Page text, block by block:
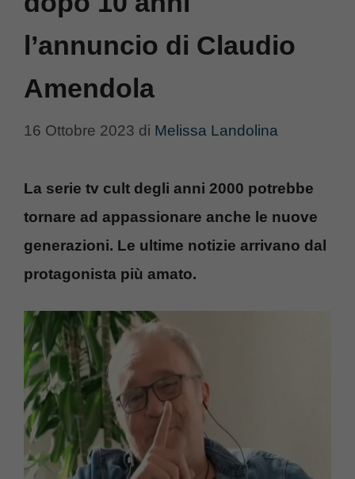
l’annuncio di Claudio
Amendola
16 Ottobre 2023 di Melissa Landolina
La serie tv cult degli anni 2000 potrebbe
tornare ad appassionare anche le nuove
generazioni. Le ultime notizie arrivano dal
protagonista più amato.